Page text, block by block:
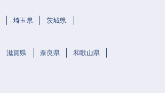
埼玉県 茨城県
滋賀県 奈良県 和歌山県